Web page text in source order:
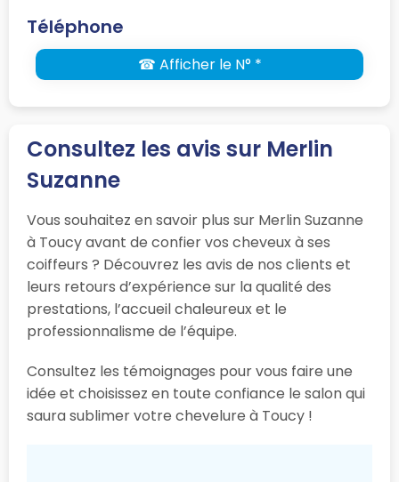
Téléphone
☎ Afficher le N° *
Consultez les avis sur Merlin
Suzanne
Vous souhaitez en savoir plus sur Merlin Suzanne
à Toucy avant de confier vos cheveux à ses
coiffeurs ? Découvrez les avis de nos clients et
leurs retours d’expérience sur la qualité des
prestations, l’accueil chaleureux et le
professionnalisme de l’équipe.
Consultez les témoignages pour vous faire une
idée et choisissez en toute confiance le salon qui
saura sublimer votre chevelure à Toucy !